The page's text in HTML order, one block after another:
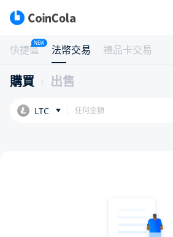
快捷區
NEW
法幣交易 禮品卡交易
購買 出售
LTC